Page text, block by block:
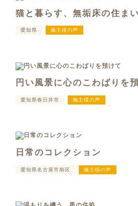
猫と暮らす、無垢床の住まい
愛知県 施主様の声
円い風景に心のこわばりを
愛知県春日井市 施主様の声
日常のコレクション
愛知県名古屋市南区 施主様の声